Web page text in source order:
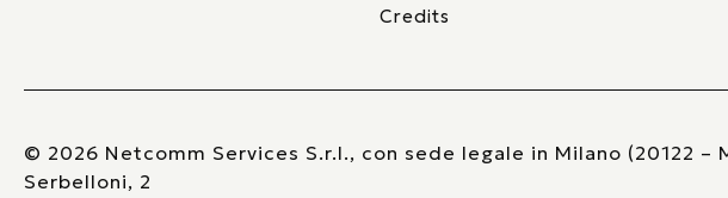
Credits
© 2026 Netcomm Services S.r.l., con sede legale in Milano (20122 –
Serbelloni, 2